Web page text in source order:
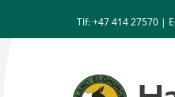
Tlf: +47414 27570 |